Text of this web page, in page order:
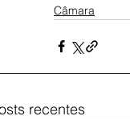
Câmara
recentes